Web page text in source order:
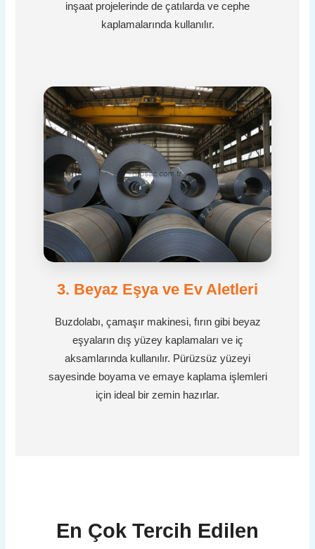
inşaat projelerinde de çatılarda ve cephe
kaplamalarında kullanılır.
3. Beyaz Eşya ve Ev Aletleri
Buzdolabı, çamaşır makinesi, fırın gibi beyaz
eşyaların dış yüzey kaplamaları ve iç
aksamlarında kullanılır. Pürüzsüz yüzeyi
sayesinde boyama ve emaye kaplama işlemleri
için ideal bir zemin hazırlar.
En Çok Tercih Edilen